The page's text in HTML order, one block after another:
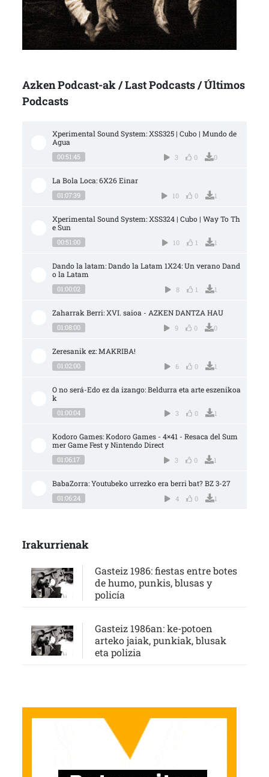
Azken Podcast-ak / Last Podcasts / Últimos
Podcasts
Xperimental Sound System: XSS325 | Cubo | Mundo de
Agua
00:51:45 3 0 0
La Bola Loca: 6X26 Einar
01:07:39 10 0 1
Xperimental Sound System: XSS324 | Cubo | Way To Th
e Sun
00:51:00 10 1 1
Dando la latam: Dando la Latam 1X24: Un verano Dand
o la Latam
01:00:02 8 1 1
Zaharrak Berri: XVI. saioa - AZKEN DANTZA HAU
01:08:00 9 0 0
Zeresanik ez: MAKRIBA!
01:02:00 6 0 1
O no será-Edo ez da izango: Beldurra eta arte eszenikoa
k
01:00:04 3 0 1
Kodoro Games: Kodoro Games - 4×41 - Resaca del Sum
mer Game Fest y Nintendo Direct
01:06:17 3 0 1
BabaZorra: Youtubeko urrezko era berri bat? BZ 3-27
01:06:24 4 0 1
Irakurrienak
Gasteiz 1986: fiestas entre botes
de humo, punkis, blusas y
policía
Gasteiz 1986an: ke-potoen
arteko jaiak, punkiak, blusak
eta polizia